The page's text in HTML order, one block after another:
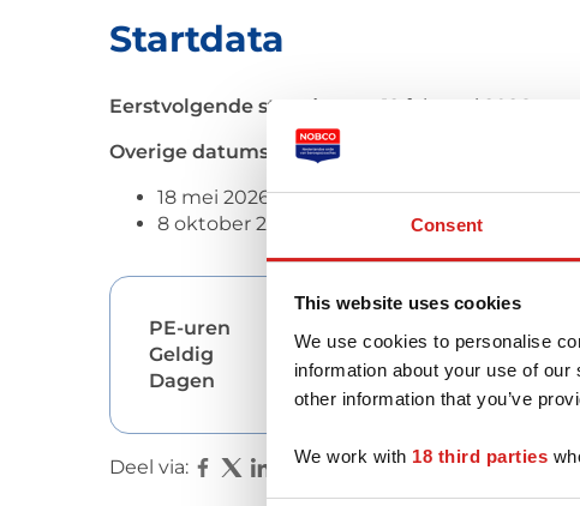
Consent
This website uses cookies
We use cookies to personalise
information about your use of
other information that you’ve
We work with 18 third parties
Startdata
Eerstvolgende startdatum:
12 februari 2026
Overige datums:
18 mei 2026
8 oktober 2026
PE-uren
Geldig
01/11/2027
Dagen
12
Deel via: